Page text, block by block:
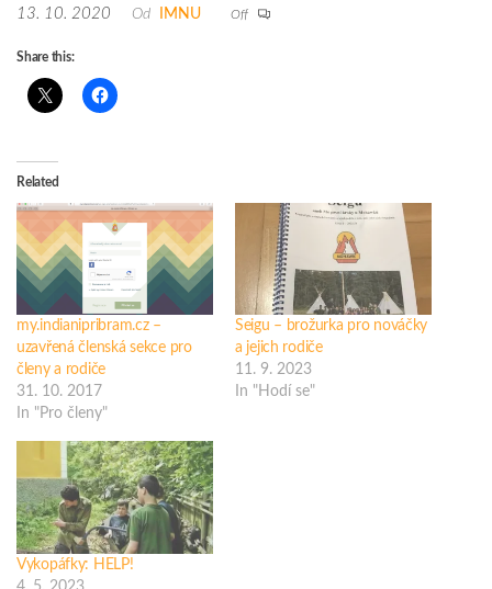
13. 10. 2020 Od IMNU Off
Share this:
Related
my.indianipribram.cz –
uzavřená členská sekce pro
členy a rodiče
31. 10. 2017
In "Pro členy"
Seigu – brožurka pro nováčky
a jejich rodiče
11. 9. 2023
In "Hodí se"
Vykopáfky: HELP!